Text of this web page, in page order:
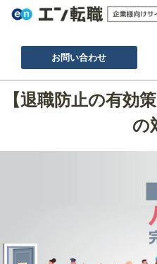
お問い合わせ
サー
採用
お役
【退職防止の有効
の